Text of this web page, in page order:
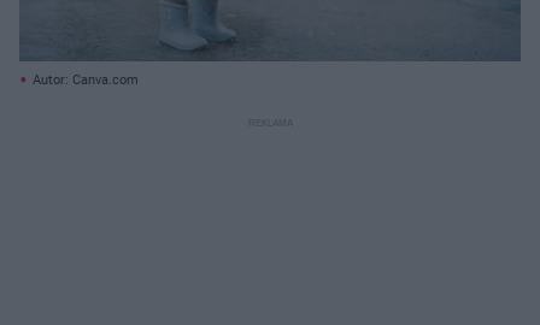
Autor: Canva.com